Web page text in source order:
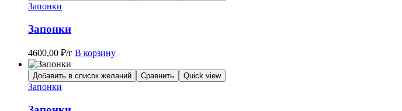
Запонки
Запонки
4600,00 ₽/г В корзину
Добавить в список желаний Сравнить Quick view
Запонки